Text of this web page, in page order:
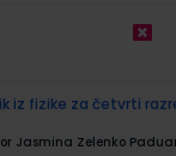
iz fizike za četvrti
Jasmina Zelenko